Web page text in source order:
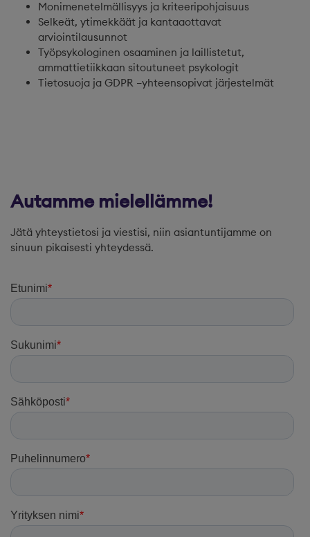
Monimenetelmällisyys ja kriteeripohjaisuus
Selkeät, ytimekkäät ja kantaaottavat
arviointilausunnot
Työpsykologinen osaaminen ja laillistetut,
ammattietiikkaan sitoutuneet psykologit
Tietosuoja ja GDPR –yhteensopivat järjestelmät
Autamme mielellämme!
Jätä yhteystietosi ja viestisi, niin asiantuntijamme on
sinuun pikaisesti yhteydessä.